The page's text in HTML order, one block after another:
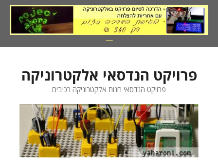
לדלג
לתוכן
פרויקט הנדסאי אלקטרוניקה
פרויקט הנדסאי חנות אלקטרוניקה רכיבים